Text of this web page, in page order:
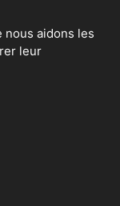
nous aidons les
leur